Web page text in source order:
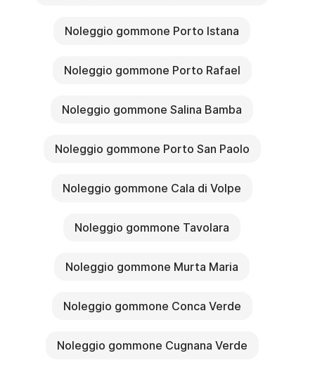
Noleggio gommone Porto Istana
Noleggio gommone Porto Rafael
Noleggio gommone Salina Bamba
Noleggio gommone Porto San Paolo
Noleggio gommone Cala di Volpe
Noleggio gommone Tavolara
Noleggio gommone Murta Maria
Noleggio gommone Conca Verde
Noleggio gommone Cugnana Verde